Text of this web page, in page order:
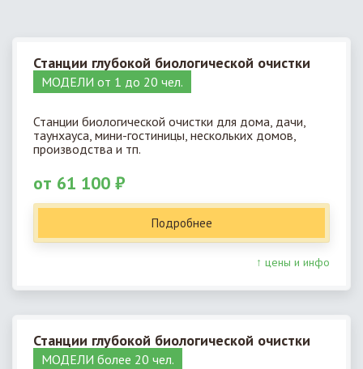
Станции глубокой биологической очистки
МОДЕЛИ от 1 до 20 чел.
Станции биологической очистки для дома, дачи,
таунхауса, мини-гостиницы, нескольких домов,
производства и тп.
от 61 100 ₽
Подробнее
↑ цены и инфо
Станции глубокой биологической очистки
МОДЕЛИ более 20 чел.